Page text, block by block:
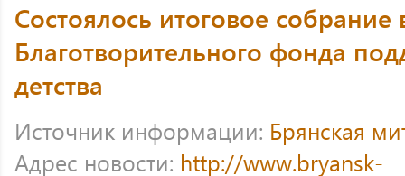
Состоялось итоговое собрание
Благотворительного фонда
детства
Источник информации: Брянская
Адрес новости: http://www.bryansk-